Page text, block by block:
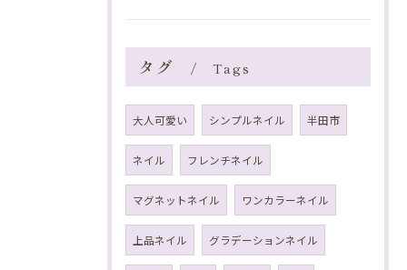
タグ Tags
大人可愛い シンプルネイル 半田市
ネイル フレンチネイル
マグネットネイル ワンカラーネイル
上品ネイル グラデーションネイル